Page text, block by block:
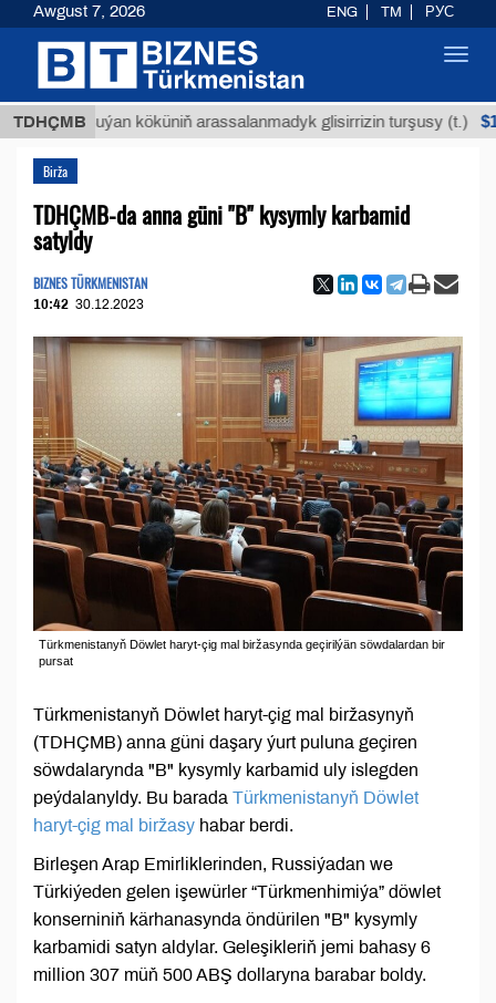
TDHÇMB
Buýan köküniň arassalanmadyk glisirrizin turşusy (t.)
Birža
TDHÇMB-da anna güni "B" kysymly karbamid
satyldy
BIZNES TÜRKMENISTAN
10:42 30.12.2023
Türkmenistanyň Döwlet haryt-çig mal biržasynda geçirilýän söwdalardan bir
pursat
Türkmenistanyň Döwlet haryt-çig mal biržasynyň
(TDHÇMB) anna güni daşary ýurt puluna geçiren
söwdalarynda "B" kysymly karbamid uly islegden
peýdalanyldy. Bu barada Türkmenistanyň Döwlet
haryt-çig mal biržasy habar berdi.
Birleşen Arap Emirliklerinden, Russiýadan we
Türkiýeden gelen işewürler “Türkmenhimiýa” döwlet
konserniniň kärhanasynda öndürilen "B" kysymly
karbamidi satyn aldylar. Geleşikleriň jemi bahasy 6
million 307 müň 500 ABŞ dollaryna barabar boldy.
Awgust 7, 2026 ENG TM РУС